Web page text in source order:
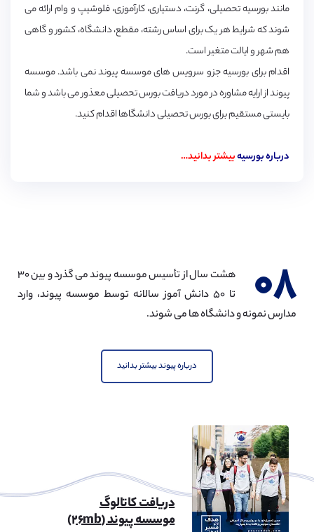
مانند بورسیه تحصیلی، گرنت، دستیاری، کارآموزی، فلوشیپ و وام ارائه می
شوند که شرایط هر یک برای اساس رشته، مقطع، دانشگاه، کشور و گاهی
هم شهر و ایالت متغیر است.
اقدام برای بورسیه جزو سرویس های موسسه پیوند نمی باشد. موسسه
پیوند از ارایه مشاوره در مورد دریافت بورس تحصیلی معذور می باشد و شما
بایستی مستقیم برای بورس تحصیلی دانشگاها اقدام کنید.
درباره بورسیهبیشتر بدانید…
۰۸
هشت سال از تأسیس موسسه پیوند می گذرد و بین ۳۰
تا ۵۰ دانش آموز سالانه توسط موسسه پیوند، وارد
مدارس نمونه و دانشگاه ها می شوند.
درباره پیوند بیشتر بدانید
دریافت کاتالوگ
موسسه پیوند (۲۶mb)